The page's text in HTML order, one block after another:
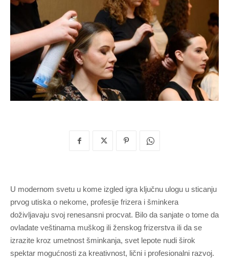
U modernom svetu u kome izgled igra ključnu ulogu u sticanju
prvog utiska o nekome, profesije frizera i šminkera
doživljavaju svoj renesansni procvat. Bilo da sanjate o tome da
ovladate veštinama muškog ili ženskog frizerstva ili da se
izrazite kroz umetnost šminkanja, svet lepote nudi širok
spektar mogućnosti za kreativnost, lični i profesionalni razvoj.